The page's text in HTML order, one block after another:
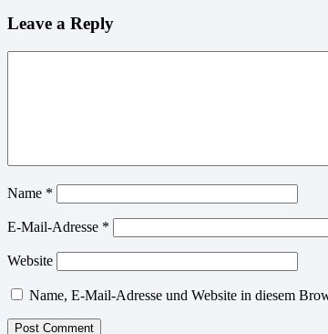
Leave a Reply
Name *
E-Mail-Adresse *
Website
Name, E-Mail-Adresse und Website in diesem